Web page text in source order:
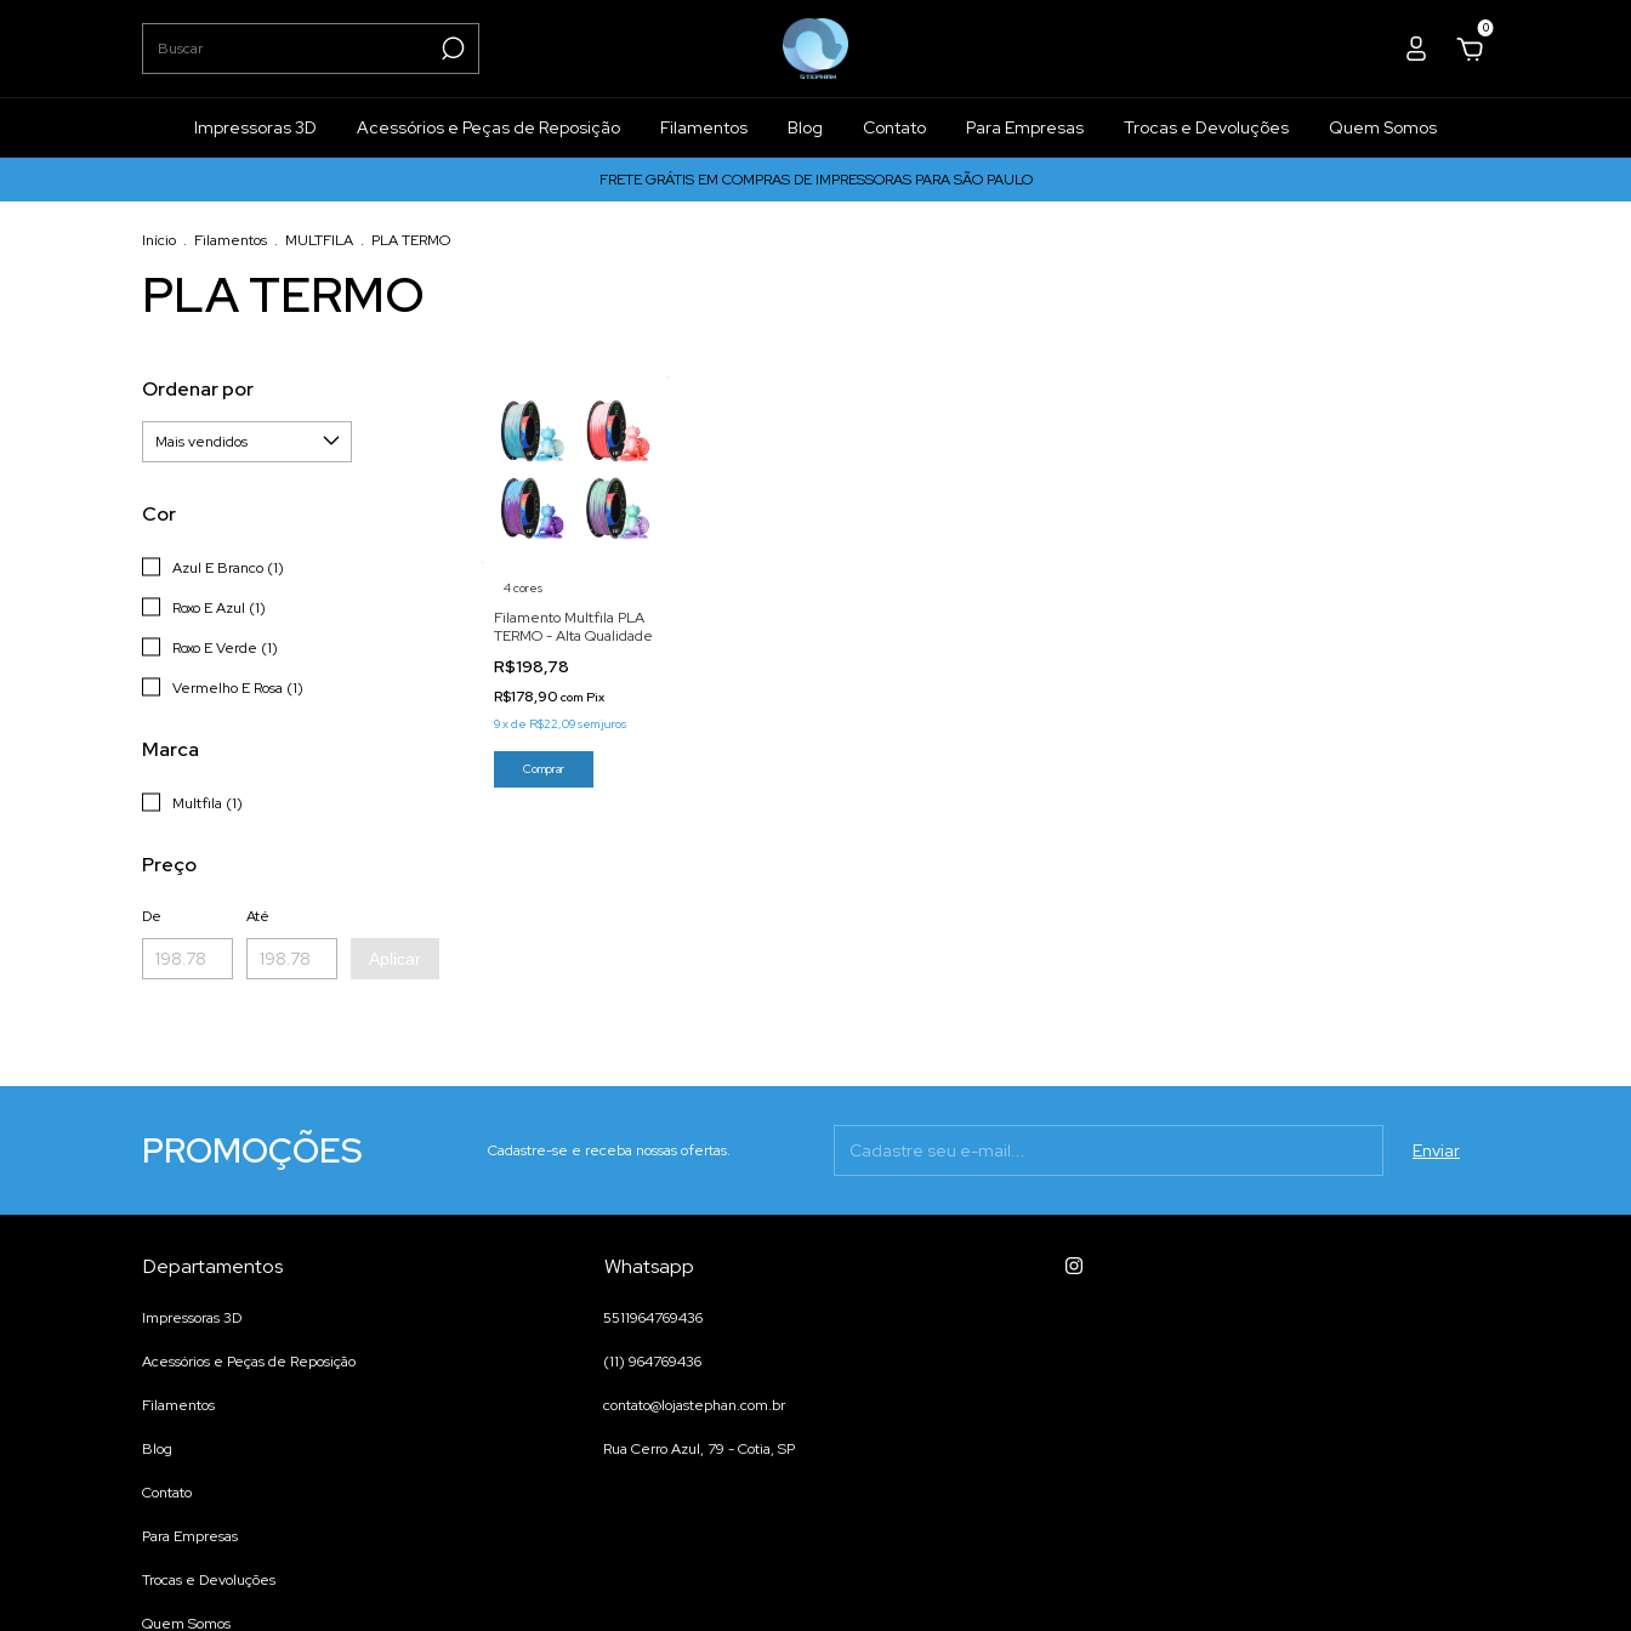
0
Impressoras 3D Acessórios e Peças de Reposição Filamentos Blog Contato Para Empresas Trocas e Devoluções Quem Somos
FRETE GRÁTIS EM COMPRAS DE IMPRESSORAS PARA SÃO PAULO
Início . Filamentos . MULTFILA . PLA TERMO
PLA TERMO
Ordenar por
Cor
Azul E Branco (1)
Roxo E Azul (1)
Roxo E Verde (1)
Vermelho E Rosa (1)
Marca
Multfila (1)
Preço
De Até
Aplicar
4 cores
Filamento Multfila PLA
TERMO - Alta Qualidade
R$198,78
R$178,90 com Pix
9xde R$22,09sem juros
Comprar
PROMOÇÕES Cadastre-se e receba nossas ofertas.
Departamentos
Impressoras 3D
Acessórios e Peças de Reposição
Filamentos
Blog
Contato
Para Empresas
Trocas e Devoluções
Quem Somos
Whatsapp
5511964769436
(11) 964769436
contato@lojastephan.com.br
Rua Cerro Azul, 79 - Cotia, SP